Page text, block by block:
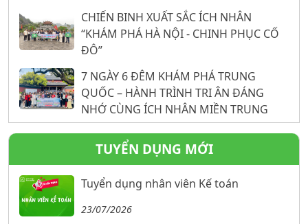
CHIẾN BINH XUẤT SẮC ÍCH NHÂN
“KHÁM PHÁ HÀ NỘI - CHINH PHỤC CỐ
ĐÔ”
7 NGÀY 6 ĐÊM KHÁM PHÁ TRUNG
QUỐC – HÀNH TRÌNH TRI ÂN ĐÁNG
NHỚ CÙNG ÍCH NHÂN MIỀN TRUNG
TUYỂN DỤNG MỚI
Tuyển dụng nhân viên Kế toán
23/07/2026